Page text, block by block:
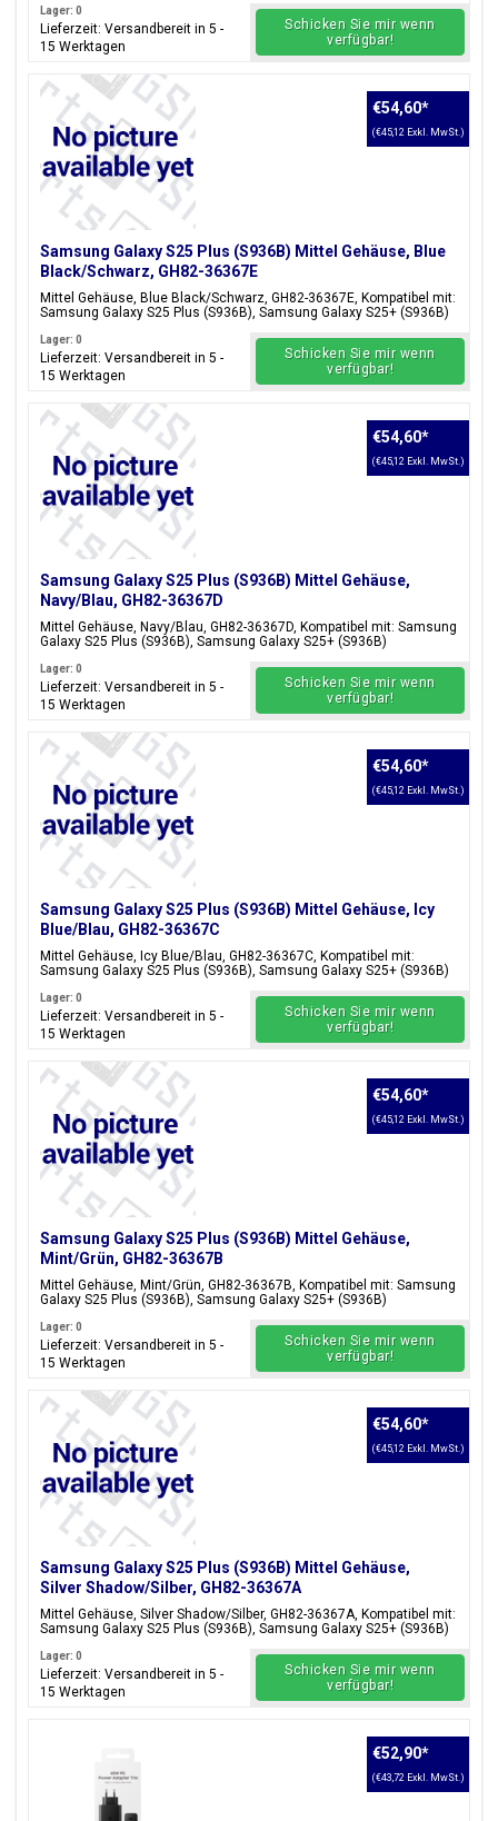
Lager: 0
Lieferzeit: Versandbereit in 5 -
15 Werktagen
Schicken Sie mir wenn
verfügbar!
Samsung Galaxy S25 Plus (S936B) Mittel Gehäuse, Blue
Black/Schwarz, GH82-36367E
Mittel Gehäuse, Blue Black/Schwarz, GH82-36367E, Kompatibel mit:
Samsung Galaxy S25 Plus (S936B), Samsung Galaxy S25+ (S936B)
€54,60*
(€45,12 Exkl. MwSt.)
Lager: 0
Lieferzeit: Versandbereit in 5 -
15 Werktagen
Schicken Sie mir wenn
verfügbar!
Samsung Galaxy S25 Plus (S936B) Mittel Gehäuse,
Navy/Blau, GH82-36367D
Mittel Gehäuse, Navy/Blau, GH82-36367D, Kompatibel mit: Samsung
Galaxy S25 Plus (S936B), Samsung Galaxy S25+ (S936B)
€54,60*
(€45,12 Exkl. MwSt.)
Lager: 0
Lieferzeit: Versandbereit in 5 -
15 Werktagen
Schicken Sie mir wenn
verfügbar!
Samsung Galaxy S25 Plus (S936B) Mittel Gehäuse, Icy
Blue/Blau, GH82-36367C
Mittel Gehäuse, Icy Blue/Blau, GH82-36367C, Kompatibel mit:
Samsung Galaxy S25 Plus (S936B), Samsung Galaxy S25+ (S936B)
€54,60*
(€45,12 Exkl. MwSt.)
Lager: 0
Lieferzeit: Versandbereit in 5 -
15 Werktagen
Schicken Sie mir wenn
verfügbar!
Samsung Galaxy S25 Plus (S936B) Mittel Gehäuse,
Mint/Grün, GH82-36367B
Mittel Gehäuse, Mint/Grün, GH82-36367B, Kompatibel mit: Samsung
Galaxy S25 Plus (S936B), Samsung Galaxy S25+ (S936B)
€54,60*
(€45,12 Exkl. MwSt.)
Lager: 0
Lieferzeit: Versandbereit in 5 -
15 Werktagen
Schicken Sie mir wenn
verfügbar!
Samsung Galaxy S25 Plus (S936B) Mittel Gehäuse,
Silver Shadow/Silber, GH82-36367A
Mittel Gehäuse, Silver Shadow/Silber, GH82-36367A, Kompatibel mit:
Samsung Galaxy S25 Plus (S936B), Samsung Galaxy S25+ (S936B)
€54,60*
(€45,12 Exkl. MwSt.)
Lager: 0
Lieferzeit: Versandbereit in 5 -
15 Werktagen
Schicken Sie mir wenn
verfügbar!
€52,90*
(€43,72 Exkl. MwSt.)